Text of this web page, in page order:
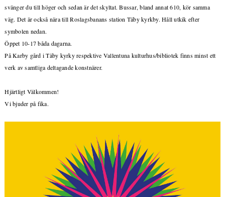
svänger du till höger och sedan är det skyltat. Bussar, bland annat 610, kör samma
väg. Det är också nära till Roslagsbanans station Täby kyrkby. Håll utkik efter
symbolen nedan.
Öppet 10-17 båda dagarna.
På Karby gård i Täby kyrky respektive Vallentuna kulturhus/bibliotek finns minst ett
verk av samtliga deltagande konstnärer.
Hjärtligt Välkommen!
Vi bjuder på fika.